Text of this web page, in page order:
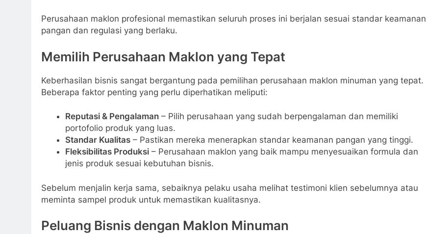
Perusahaan maklon profesional memastikan seluruh proses ini berjalan sesuai standar keamanan
pangan dan regulasi yang berlaku.
Memilih Perusahaan Maklon yang Tepat
Keberhasilan bisnis sangat bergantung pada pemilihan perusahaan maklon minuman yang tepat.
Beberapa faktor penting yang perlu diperhatikan meliputi:
Reputasi & Pengalaman– Pilih perusahaan yang sudah berpengalaman dan memiliki
portofolio produk yang luas.
Standar Kualitas– Pastikan mereka menerapkan standar keamanan pangan yang tinggi.
Fleksibilitas Produksi– Perusahaan maklon yang baik mampu menyesuaikan formula dan
jenis produk sesuai kebutuhan bisnis.
Sebelum menjalin kerja sama, sebaiknya pelaku usaha melihat testimoni klien sebelumnya atau
meminta sampel produk untuk memastikan kualitasnya.
Peluang Bisnis dengan Maklon Minuman